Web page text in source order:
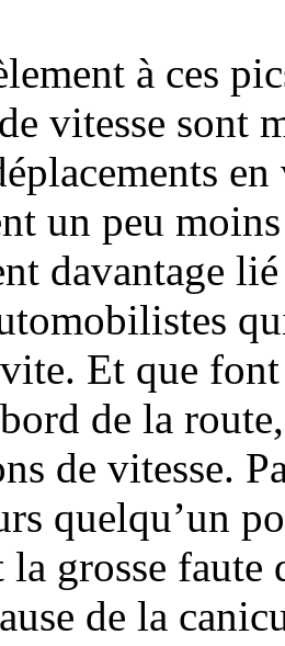
à ces
vitesse sont
un peu
davantage
Et que font
de la
de vitesse.
quelqu’un
la grosse
de la